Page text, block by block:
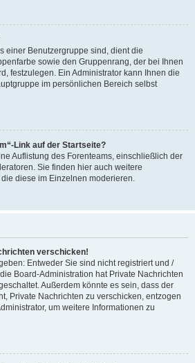
einer Benutzergruppe sind, dient die
sowie den Gruppenrang, der bei Ihnen
festzulegen. Ein Administrator kann Ihnen die
im persönlichen Bereich selbst
Link auf der Startseite?
Auflistung des Forenteams, einschließlich der
Sie finden hier auch weitere
diese im Einzelnen moderieren.
verschicken!
Entweder Sie sind nicht registriert und /
Board-Administration hat Private Nachrichten
Außerdem könnte es sein, dass der
Private Nachrichten zu verschicken, entzogen
um weitere Informationen zu